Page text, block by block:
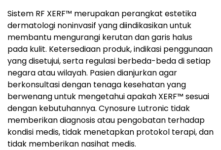
Sistem RF XERF™ merupakan perangkat estetika
dermatologi noninvasif yang diindikasikan untuk
membantu mengurangi kerutan dan garis halus
pada kulit. Ketersediaan produk, indikasi penggunaan
yang disetujui, serta regulasi berbeda-beda di setiap
negara atau wilayah. Pasien dianjurkan agar
berkonsultasi dengan tenaga kesehatan yang
berwenang untuk mengetahui apakah XERF™ sesuai
dengan kebutuhannya. Cynosure Lutronic tidak
memberikan diagnosis atau pengobatan terhadap
kondisi medis, tidak menetapkan protokol terapi, dan
tidak memberikan nasihat medis.